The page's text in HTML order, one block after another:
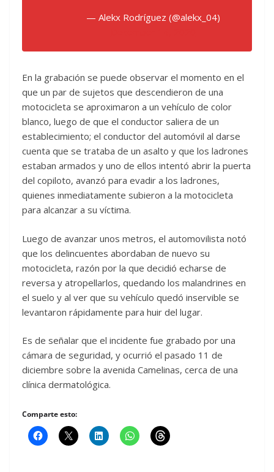
— Alekx Rodríguez (@alekx_04)
En la grabación se puede observar el momento en el
que un par de sujetos que descendieron de una
motocicleta se aproximaron a un vehículo de color
blanco, luego de que el conductor saliera de un
establecimiento; el conductor del automóvil al darse
cuenta que se trataba de un asalto y que los ladrones
estaban armados y uno de ellos intentó abrir la puerta
del copiloto, avanzó para evadir a los ladrones,
quienes inmediatamente subieron a la motocicleta
para alcanzar a su víctima.
Luego de avanzar unos metros, el automovilista notó
que los delincuentes abordaban de nuevo su
motocicleta, razón por la que decidió echarse de
reversa y atropellarlos, quedando los malandrines en
el suelo y al ver que su vehículo quedó inservible se
levantaron rápidamente para huir del lugar.
Es de señalar que el incidente fue grabado por una
cámara de seguridad, y ocurrió el pasado 11 de
diciembre sobre la avenida Camelinas, cerca de una
clínica dermatológica.
Comparte esto: